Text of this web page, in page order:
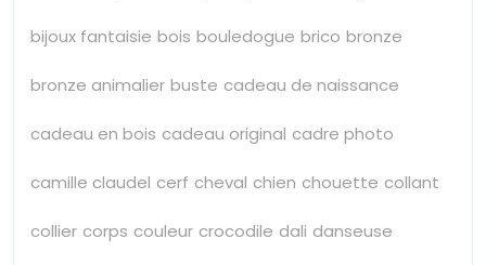
bijoux fantaisie bois bouledogue brico bronze
bronze animalier buste cadeau de naissance
cadeau en bois cadeau original cadre photo
camille claudel cerf cheval chien chouette collant
collier corps couleur crocodile dali danseuse